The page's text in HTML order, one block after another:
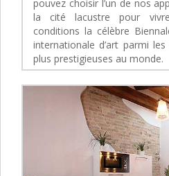
pouvez choisir l’un de nos
la cité lacustre pour
conditions la célèbre
internationale d’art parmi
plus prestigieuses au monde.